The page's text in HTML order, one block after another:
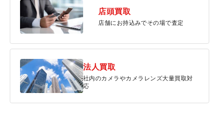
店頭買取
店舗にお持込みでその場で査定
法人買取
社内のカメラやカメラレンズ大量買取対
応